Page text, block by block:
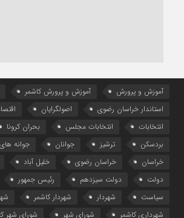
آموزش و پرورش آموزش و پرورش کاشمر
استاندار خراسان رضوی
اصولگرایان
انتخابات
انتخابات مجلس بحران کرونا
بردسکن
ترشیز جوانان
جوانه
خراسان
خراسان رضوی خلیل آباد
دولت
دولت سیزدهم رئیس جمهور
سیاست
شهردار شهردار کاشمر
شهرداری کاشمر
شورای شهر شورای شهر